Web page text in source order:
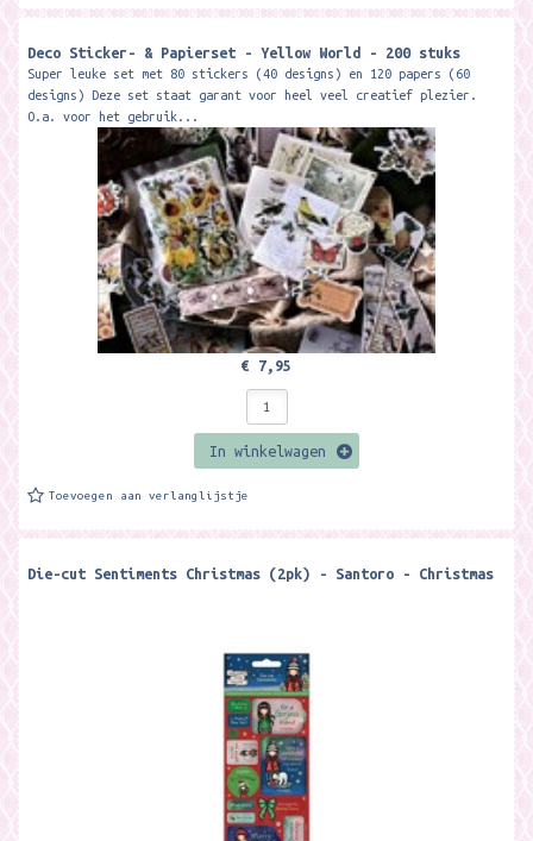
Deco Sticker- & Papierset - Yellow World - 200 stuks
Super leuke set met 80 stickers (40 designs) en 120 papers (60
designs) Deze set staat garant voor heel veel creatief plezier.
O.a. voor het gebruik...
€ 7,95
In winkelwagen
Toevoegen aan verlanglijstje
Die-cut Sentiments Christmas (2pk) - Santoro - Christmas